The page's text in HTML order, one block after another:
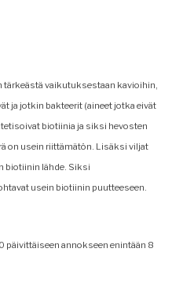
tärkeästä vaikutuksestaan kavioihin,
ja jotkin bakteerit (aineet jotka eivät
biotiinia ja siksi hevosten
on usein riittämätön. Lisäksi viljat
biotiinin lähde. Siksi
usein biotiinin puutteeseen.
annokseen enintään 8